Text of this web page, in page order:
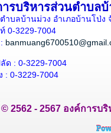
ารบริหารส่วนตำบล
ำบลบ้านม่วง อำเภอบ้านโป่ง
0-3229-7004
ด : 0-3229-7004
: 0-3229-7004
2562 - 2567 องค์การบ